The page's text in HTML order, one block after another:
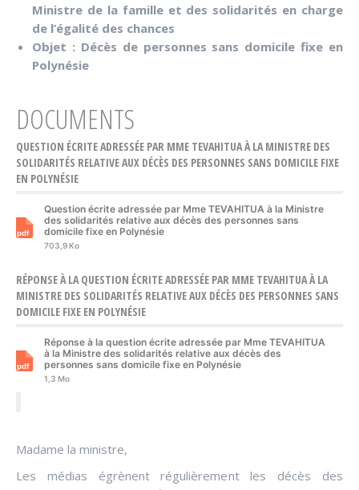
Ministre de la famille et des solidarités en charge
de l’égalité des chances
Objet : Décès de personnes sans domicile fixe en
Polynésie
DOCUMENTS
QUESTION ÉCRITE ADRESSÉE PAR MME TEVAHITUA À LA MINISTRE DES
SOLIDARITÉS RELATIVE AUX DÉCÈS DES PERSONNES SANS DOMICILE FIXE
EN POLYNÉSIE
Question écrite adressée par Mme TEVAHITUA à la Ministre
des solidarités relative aux décès des personnes sans
domicile fixe en Polynésie
703,9 Ko
RÉPONSE À LA QUESTION ÉCRITE ADRESSÉE PAR MME TEVAHITUA À LA
MINISTRE DES SOLIDARITÉS RELATIVE AUX DÉCÈS DES PERSONNES SANS
DOMICILE FIXE EN POLYNÉSIE
Réponse à la question écrite adressée par Mme TEVAHITUA
à la Ministre des solidarités relative aux décès des
personnes sans domicile fixe en Polynésie
1,3 Mo
Madame la ministre,
Les médias égrènent régulièrement les décès des